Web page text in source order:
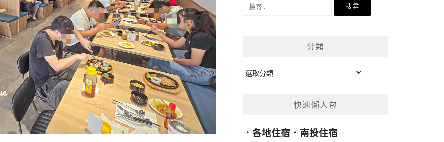
分類
分
快速懶人包
．各地住宿 ． 南投住宿